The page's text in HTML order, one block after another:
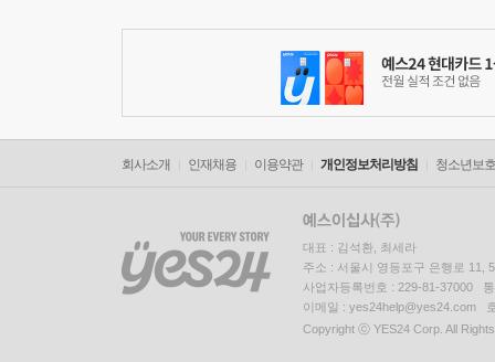
회사소개 인재채용 이용약관 개인정보처리방침 청소년보
대표 : 김석환, 최세라
주소 : 서울시 영등포구 은행로 11,
사업자등록번호 : 229-81-37000
이메일 : yes24help@yes24.com
Copyright ⓒ YES24 Corp. All